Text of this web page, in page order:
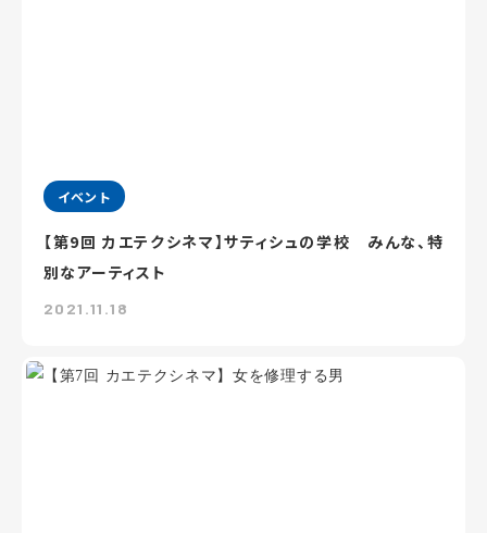
イベント
【第9回 カエテクシネマ】サティシュの学校 みんな、特
別なアーティスト
2021.11.18